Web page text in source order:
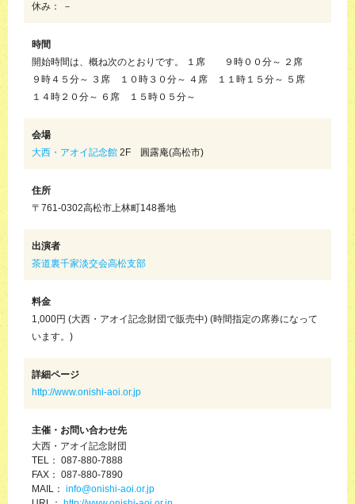
休み： －
時間
開始時間は、概ね次のとおりです。 １席 ９時００分～ ２席
９時４５分～ ３席 １０時３０分～ ４席 １１時１５分～ ５席
１４時２０分～ ６席 １５時０５分～
会場
大西・アオイ記念館 2F 圓露庵(高松市)
住所
〒761-0302高松市上林町148番地
出演者
茶道裏千家淡交会高松支部
料金
1,000円 (大西・アオイ記念財団で販売中) (時間指定の席券になって
います。)
詳細ページ
http://www.onishi-aoi.or.jp
主催・お問い合わせ先
大西・アオイ記念財団
TEL： 087-880-7888
FAX： 087-880-7890
MAIL： info@onishi-aoi.or.jp